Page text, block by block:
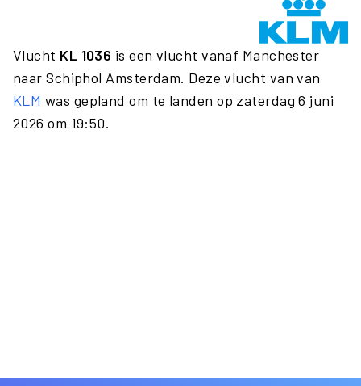
Vlucht KL 1036 is een vlucht vanaf Manchester
naar Schiphol Amsterdam. Deze vlucht van van
KLM was gepland om te landen op zaterdag 6 juni
2026 om 19:50.